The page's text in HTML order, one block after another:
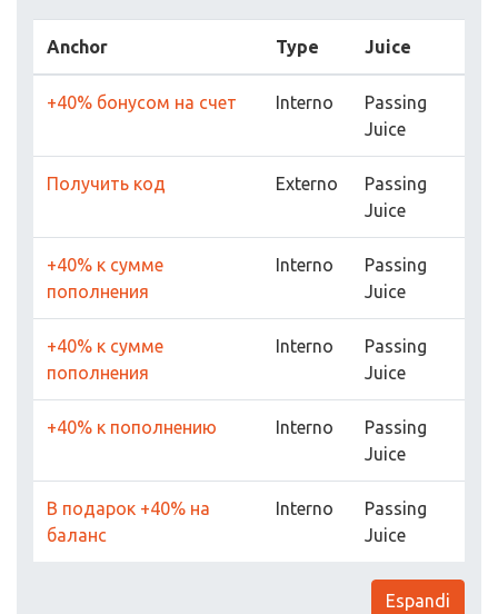
Anchor Type Juice
+40% бонусом на счет Interno
Passing
Juice
Получить код Externo
Passing
Juice
+40% к сумме
пополнения
Interno
Passing
Juice
+40% к сумме
пополнения
Interno
Passing
Juice
+40% к пополнению Interno
Passing
Juice
В подарок +40% на
баланс
Interno
Passing
Juice
Espandi